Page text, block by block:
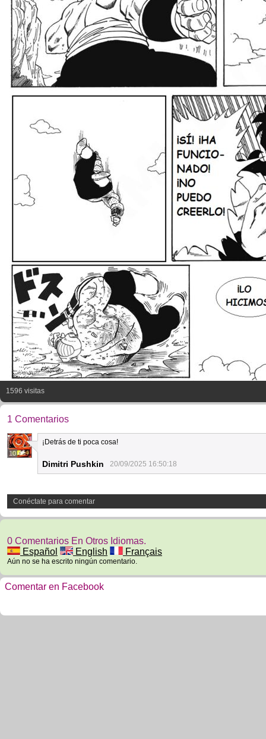
1596 visitas
1 Comentarios
10
¡Detrás de ti poca cosa!
Dimitri Pushkin 20/09/2025 16:50:18
Conéctate para comentar
0 Comentarios En Otros Idiomas.
Español
English Français
Aún no se ha escrito ningún comentario.
Comentar en Facebook